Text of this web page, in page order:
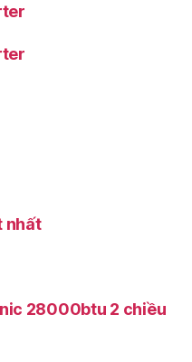
nhất
28000btu 2 chiều